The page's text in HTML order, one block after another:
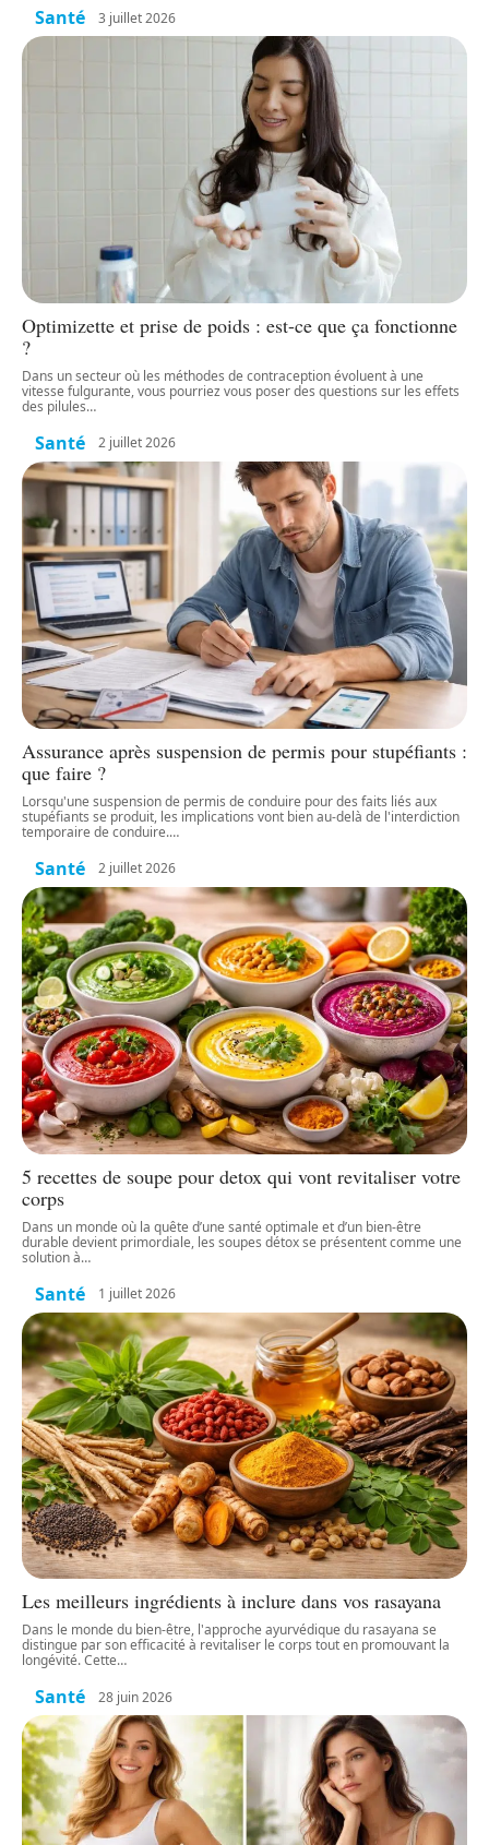
Santé 3 juillet 2026
Optimizette et prise de poids : est-ce que ça fonctionne
?
Dans un secteur où les méthodes de contraception évoluent à une
vitesse fulgurante, vous pourriez vous poser des questions sur les effets
des pilules…
Santé 2 juillet 2026
Assurance après suspension de permis pour stupéfiants :
que faire ?
Lorsqu'une suspension de permis de conduire pour des faits liés aux
stupéfiants se produit, les implications vont bien au-delà de l'interdiction
temporaire de conduire.…
Santé 2 juillet 2026
5 recettes de soupe pour detox qui vont revitaliser votre
corps
Dans un monde où la quête d’une santé optimale et d’un bien-être
durable devient primordiale, les soupes détox se présentent comme une
solution à…
Santé 1 juillet 2026
Les meilleurs ingrédients à inclure dans vos rasayana
Dans le monde du bien-être, l'approche ayurvédique du rasayana se
distingue par son efficacité à revitaliser le corps tout en promouvant la
longévité. Cette…
Santé 28 juin 2026